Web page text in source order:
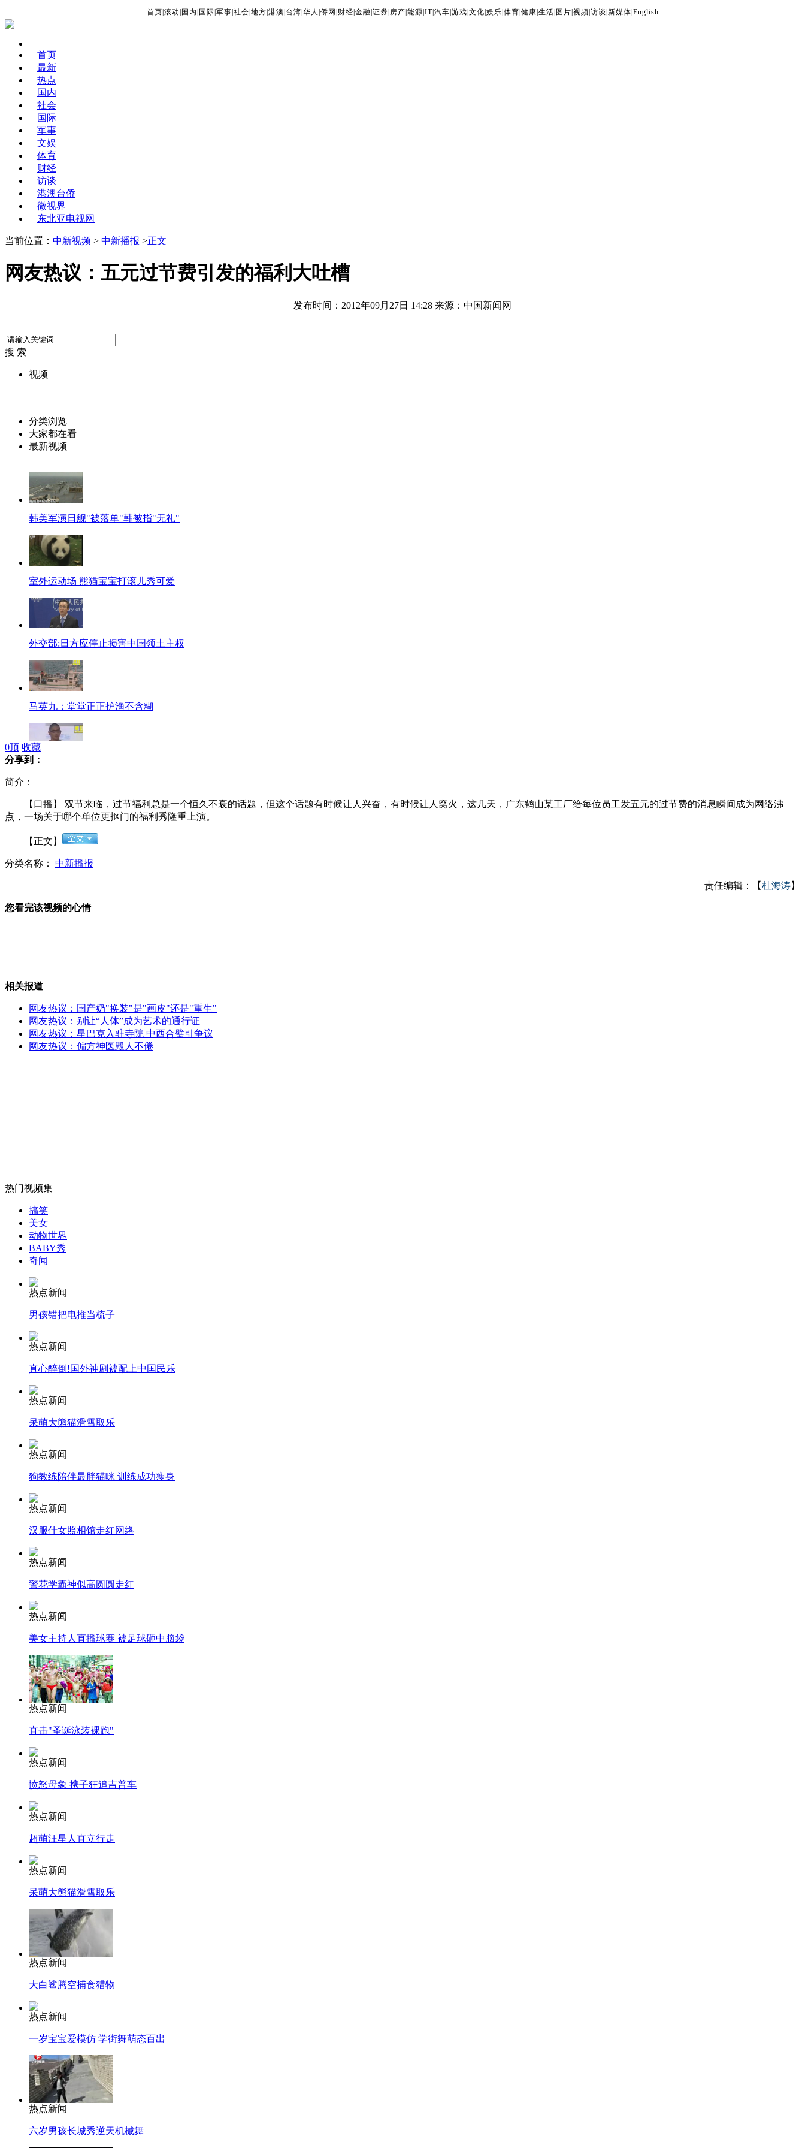
首页 滚动 国内 国际 军事 社会 地方 港澳 台湾 华人 侨网 财经 金融 证券 房产 能源 IT| 汽车 游戏 文化 娱乐 体育 健康 生活 图片 视频 访谈 新媒体 English
首页
最新
热点
国内
社会
国际
军事
文娱
体育
财经
访谈
港澳台侨
微视界
东北亚电视网
当前位置： 中新视频 > 中新播报 >正文
网友热议：五元过节费引发的福利大吐槽
发布时间：2012年09月27日 14:28 来源：中国新闻网
搜 索
视频
分类浏览
大家都在看
最新视频
韩美军演日舰"被落单"韩被指"无礼"
室外运动场 熊猫宝宝打滚儿秀可爱
外交部:日方应停止损害中国领土主权
马英九：堂堂正正护渔不含糊
盘点世界各国航空母舰
意检方要求判处未预报地震科学家入狱四年
山西运城恶犬咬伤多人 警民合力深夜将其击毙
外交部：反对强权政治霸凌主义
外交部：有关国家言论片面不公正
安徽一实载49人客车翻车
走！跟着总书记去植树
消防员救轻生者
司机酒驾遇交警 急速倒车逃窜
0顶 收藏
分享到：
简介：
【口播】 双节来临，过节福利总是一个恒久不衰的话题，但这个话题有时候让人兴奋，有时候让人窝火，这几天，广东鹤山某工厂给每位员工发五元的过节费的消息瞬间成为网络沸
点，一场关于哪个单位更抠门的福利秀隆重上演。
【正文】
分类名称： 中新播报
责任编辑：【杜海涛】
您看完该视频的心情
相关报道
网友热议：国产奶"换装"是"画皮"还是"重生"
网友热议：别让“人体”成为艺术的通行证
网友热议：星巴克入驻寺院 中西合璧引争议
网友热议：偏方神医毁人不倦
热门视频集
搞笑
美女
动物世界
BABY秀
奇闻
热点新闻
男孩错把电推当梳子
热点新闻
真心醉倒!国外神剧被配上中国民乐
热点新闻
呆萌大熊猫滑雪取乐
热点新闻
狗教练陪伴最胖猫咪 训练成功瘦身
热点新闻
汉服仕女照相馆走红网络
热点新闻
警花学霸神似高圆圆走红
热点新闻
美女主持人直播球赛 被足球砸中脑袋
热点新闻
直击"圣诞泳装裸跑"
热点新闻
愤怒母象 携子狂追吉普车
热点新闻
超萌汪星人直立行走
热点新闻
呆萌大熊猫滑雪取乐
热点新闻
大白鲨腾空捕食猎物
热点新闻
一岁宝宝爱模仿 学街舞萌态百出
热点新闻
六岁男孩长城秀逆天机械舞